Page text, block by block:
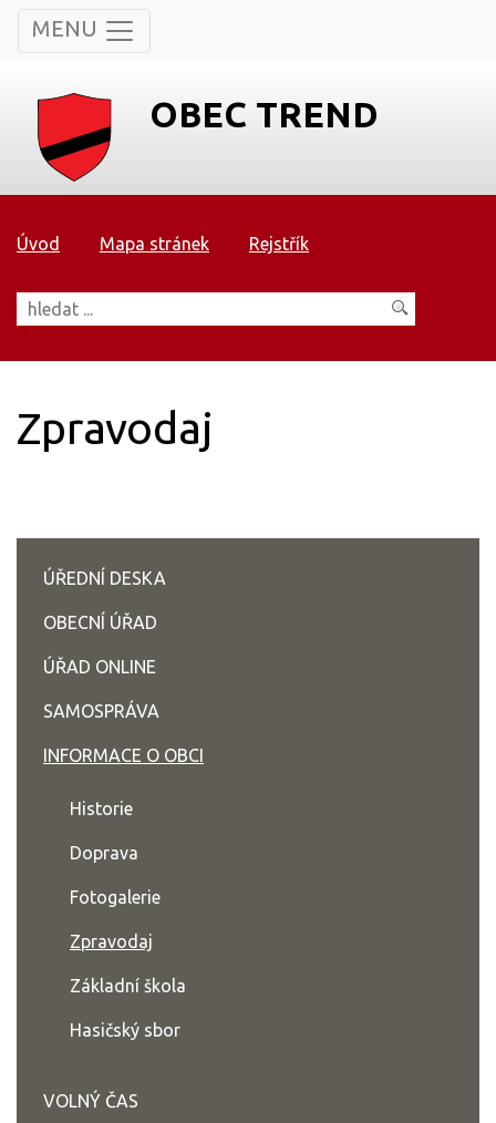
MENU
OBEC TREND
Úvod Mapa stránek Rejstřík
Zpravodaj
ÚŘEDNÍ DESKA
OBECNÍ ÚŘAD
ÚŘAD ONLINE
SAMOSPRÁVA
INFORMACE O OBCI
Historie
Doprava
Fotogalerie
Zpravodaj
Základní škola
Hasičský sbor
VOLNÝ ČAS